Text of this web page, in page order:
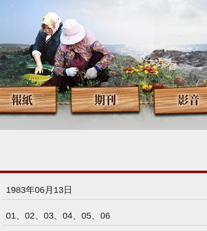
報紙 期刊 影音
1983年06月13日
01、02、03、04、05、06